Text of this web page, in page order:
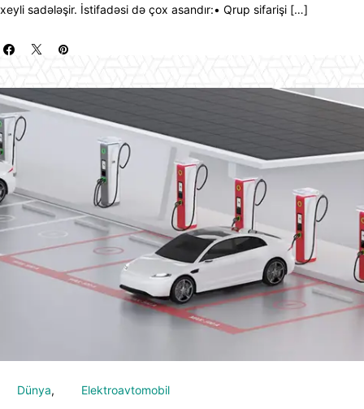
xeyli sadələşir. İstifadəsi də çox asandır:• Qrup sifarişi […]
Dünya Elektroavtomobil